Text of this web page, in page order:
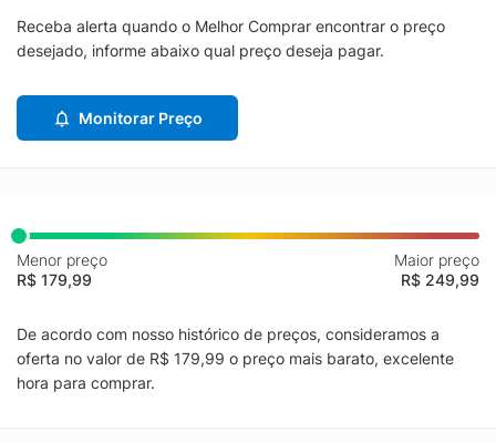
Receba alerta quando o Melhor Comprar encontrar o preço
desejado, informe abaixo qual preço deseja pagar.
Monitorar Preço
Menor preço
R$ 179,99
Maior preço
R$ 249,99
De acordo com nosso histórico de preços, consideramos a
oferta no valor de R$ 179,99 o preço mais barato, excelente
hora para comprar.